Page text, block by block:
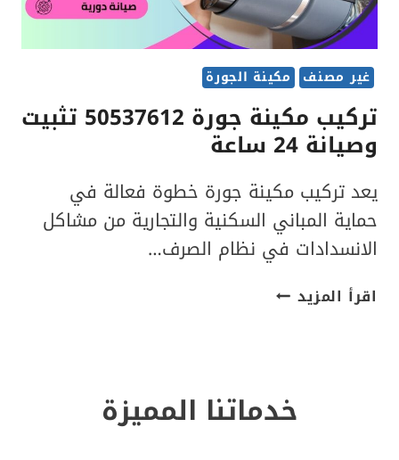
غير مصنف مكينة الجورة
تركيب مكينة جورة 50537612 تثبيت
وصيانة 24 ساعة
يعد تركيب مكينة جورة خطوة فعالة في
حماية المباني السكنية والتجارية من مشاكل
الانسدادات في نظام الصرف…
اقرأ المزيد تركيب
وصيانة
24
خدماتنا المميزة